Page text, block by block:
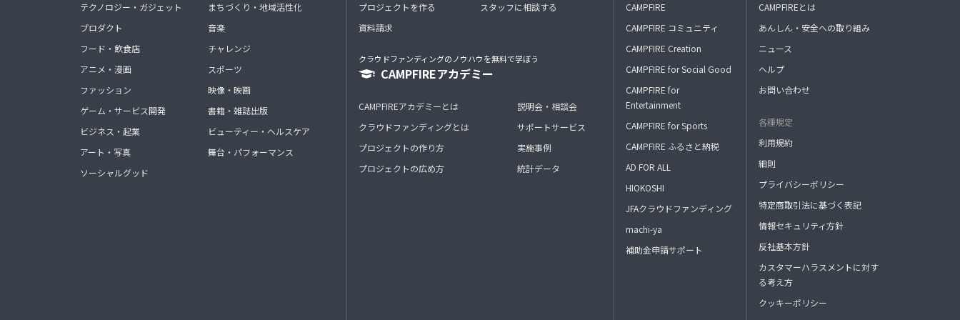
テクノロジー・ガジェット
プロダクト
フード・飲食店
アニメ・漫画
ファッション
ゲーム・サービス開発
ビジネス・起業
アート・写真
ソーシャルグッド
まちづくり・地域活性化
音楽
チャレンジ
スポーツ
映像・映画
書籍・雑誌出版
ビューティー・ヘルスケア
舞台・パフォーマンス
プロジェクトを作る
資料請求
スタッフに相談する
クラウドファンディングのノウハウを無料で学ぼう
CAMPFIREアカデミー
CAMPFIREアカデミーとは
クラウドファンディングとは
プロジェクトの作り方
プロジェクトの広め方
説明会・相談会
サポートサービス
実施事例
統計データ
CAMPFIRE
CAMPFIRE コミュニティ
CAMPFIRE Creation
CAMPFIRE for Social Good
CAMPFIRE for
Entertainment
CAMPFIRE for Sports
CAMPFIRE ふるさと納税
AD FOR ALL
HIOKOSHI
JFAクラウドファンディング
machi-ya
補助金申請サポート
CAMPFIREとは
あんしん・安全への取り組み
ニュース
ヘルプ
お問い合わせ
各種規定
利用規約
細則
プライバシーポリシー
特定商取引法に基づく表記
情報セキュリティ方針
反社基本方針
カスタマーハラスメントに対す
る考え方
クッキーポリシー